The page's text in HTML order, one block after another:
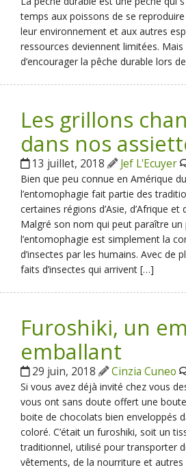
temps aux poissons de se
leur environnement et aux autres
ressources deviennent limitées. Mais
d’encourager la pêche durable lors
Les grillons
dans nos
13 juillet, 2018 Jef L'Ecuyer
Bien que peu connue en Amérique
l’entomophagie fait partie des
certaines régions d’Asie, d’Afrique et
Malgré son nom qui peut paraître un
l’entomophagie est simplement la
d’insectes par les humains. Avec de
faits d’insectes qui arrivent […]
Furoshiki, un
emballant
29 juin, 2018 Cinzia Cuneo
Si vous avez déjà invité chez vous
vous ont sans doute offert une
boite de chocolats bien enveloppés
coloré. C’était un furoshiki, soit un
traditionnel, utilisé pour transporter
vêtements, de la nourriture et